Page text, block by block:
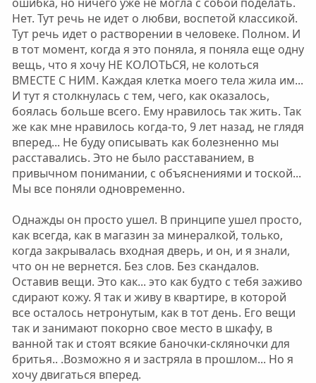
Нет. Тут речь не идет о любви, воспетой классикой.
Тут речь идет о растворении в человеке. Полном. И
в тот момент, когда я это поняла, я поняла еще одну
вещь, что я хочу НЕ КОЛОТЬСЯ, не колоться
ВМЕСТЕ С НИМ. Каждая клетка моего тела жила им...
И тут я столкнулась с тем, чего, как оказалось,
боялась больше всего. Ему нравилось так жить. Так
же как мне нравилось когда-то, 9 лет назад, не глядя
вперед... Не буду описывать как болезненно мы
расставались. Это не было расставанием, в
привычном понимании, с объяснениями и тоской...
Мы все поняли одновременно.
Однажды он просто ушел. В принципе ушел просто,
как всегда, как в магазин за минералкой, только,
когда закрывалась входная дверь, и он, и я знали,
что он не вернется. Без слов. Без скандалов.
Оставив вещи. Это как... это как будто с тебя заживо
сдирают кожу. Я так и живу в квартире, в которой
все осталось нетронутым, как в тот день. Его вещи
так и занимают покорно свое место в шкафу, в
ванной так и стоят всякие баночки-скляночки для
бритья.. .Возможно я и застряла в прошлом... Но я
хочу двигаться вперед.